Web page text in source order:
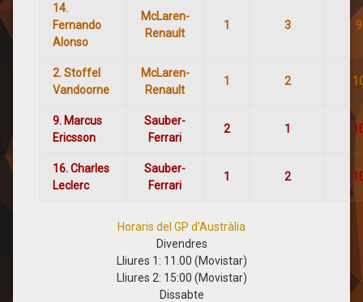
14.
Fernando
Alonso
McLaren-
Renault
1 3 9
2. Stoffel
Vandoorne
McLaren-
Renault
1 2
9. Marcus
Ericsson
Sauber-
Ferrari
2 1
16. Charles
Leclerc
Sauber-
Ferrari
1 2
Horaris del GP d’Austràlia
Divendres
Lliures 1: 11.00 (Movistar)
Lliures 2: 15:00 (Movistar)
Dissabte